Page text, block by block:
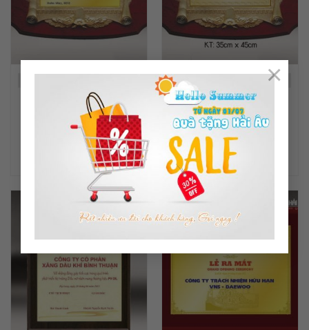
×
KỶ NIỆM CHƯƠNG GỖ
ĐỒNG
ĐỌC TIẾP
Mã sản phẩm: GD02
KỶ NIỆM CHƯƠNG ĐỒNG
35cm x 45cm
ĐỌC TIẾP